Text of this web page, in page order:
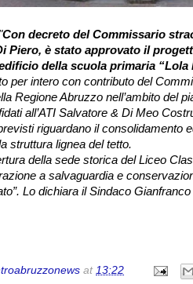
Con decreto del Commissario
Piero, è stato approvato il
della scuola primaria “Lola
per intero con contributo del
Regione Abruzzo nell’ambito del
all’ATI Salvatore & Di Meo
riguardano il consolidamento
struttura lignea del tetto.
della sede storica del Liceo
a salvaguardia e
Lo dichiara il Sindaco
at 13:22